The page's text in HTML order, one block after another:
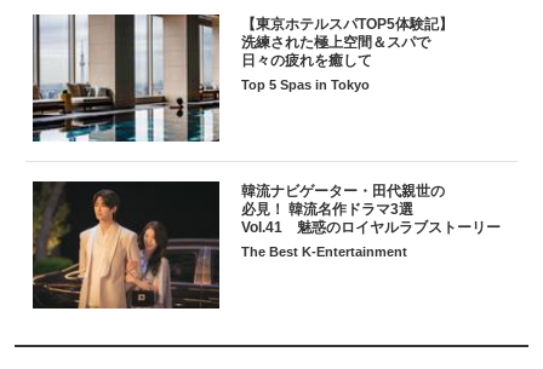
【東京ホテルスパTOP5体験記】
洗練された極上空間＆スパで
日々の疲れを癒して
Top 5 Spas in Tokyo
韓流ナビゲーター・田代親世の
必見！ 韓流名作ドラマ3選
Vol.41 魅惑のロイヤルラブストーリー
The Best K-Entertainment